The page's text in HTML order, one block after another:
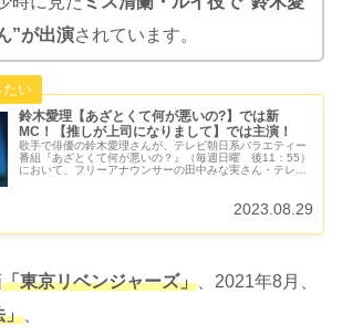
”が出演されています。
鈴木愛理【あざとくて何が悪いの?】では新
MC！【推しが上司になりまして】では主演！
歌手で俳優の鈴木愛理さんが、テレビ朝日系バラエティー
番組『あざとくて何が悪いの？』（毎週日曜 後11：55）
において、フリーアナウンサーの田中みな実さん・テレビ
2023.08.29
「東京リベンジャーズ」、2021年8月、
」、